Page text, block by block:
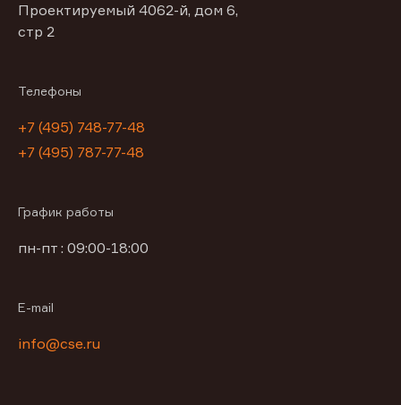
Проектируемый 4062-й, дом 6,
стр 2
Телефоны
+7 (495) 748-77-48
+7 (495) 787-77-48
График работы
пн-пт : 09:00-18:00
E-mail
info@cse.ru